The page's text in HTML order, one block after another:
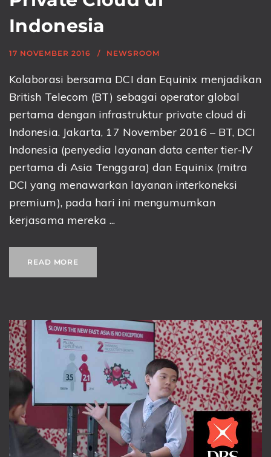
Indonesia
17 NOVEMBER 2016 NEWSROOM
Kolaborasi bersama DCI dan Equinix menjadikan
British Telecom (BT) sebagai operator global
pertama dengan infrastruktur private cloud di
Indonesia. Jakarta, 17 November 2016 – BT, DCI
Indonesia (penyedia layanan data center tier-IV
pertama di Asia Tenggara) dan Equinix (mitra
DCI yang menawarkan layanan interkoneksi
premium), pada hari ini mengumumkan
kerjasama mereka ...
READ MORE